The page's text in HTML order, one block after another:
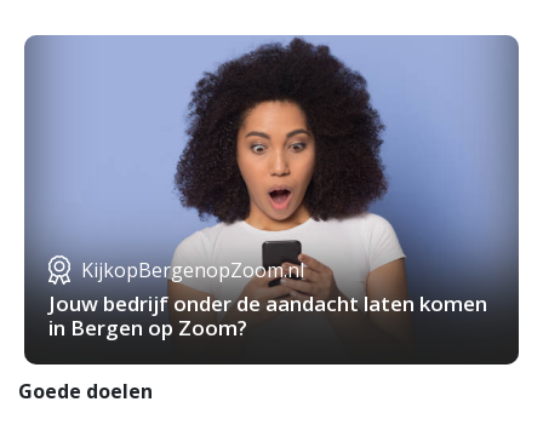
KijkopBergenopZoom.nl
Jouw bedrijf onder de aandacht laten komen
in Bergen op Zoom?
Goede doelen